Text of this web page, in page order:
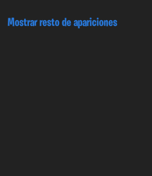
Mostrar resto de apariciones